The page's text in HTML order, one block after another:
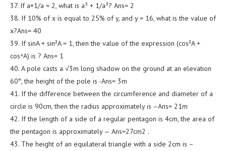
37. If a+1/a = 2, what is a³ + 1/a³? Ans= 2
38. If 10% of x is equal to 25% of y, and y = 16, what is the value of
x?Ans= 40
39. If sinA + sin²A = 1, then the value of the expression (cos²A +
cos⁴A) is ? Ans= 1
40. A pole casts a √3m long shadow on the ground at an elevation
60°, the height of the pole is -Ans= 3m
41. If the difference between the circumference and diameter of a
circle is 90cm, then the radius approximately is –Ans= 21m
42. If the length of a side of a regular pentagon is 4cm, the area of
the pentagon is approximately — Ans=27cm2 .
43. The height of an equilateral triangle with a side 2cm is –